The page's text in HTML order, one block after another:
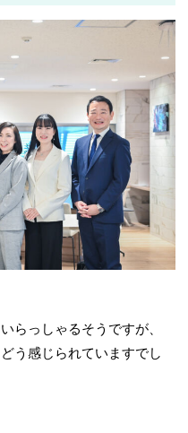
らっしゃるそうですが、
う感じられていますでし